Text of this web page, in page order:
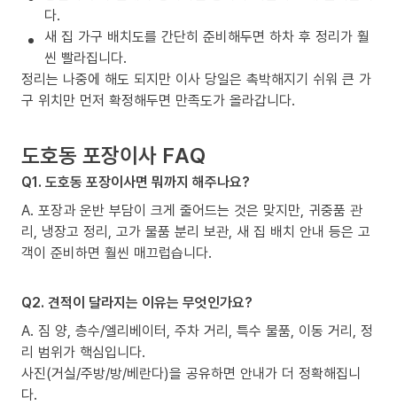
다.
새 집 가구 배치도를 간단히 준비해두면 하차 후 정리가 훨
씬 빨라집니다.
정리는 나중에 해도 되지만 이사 당일은 촉박해지기 쉬워 큰 가
구 위치만 먼저 확정해두면 만족도가 올라갑니다.
도호동 포장이사 FAQ
Q1. 도호동 포장이사면 뭐까지 해주나요?
A. 포장과 운반 부담이 크게 줄어드는 것은 맞지만, 귀중품 관
리, 냉장고 정리, 고가 물품 분리 보관, 새 집 배치 안내 등은 고
객이 준비하면 훨씬 매끄럽습니다.
Q2. 견적이 달라지는 이유는 무엇인가요?
A. 짐 양, 층수/엘리베이터, 주차 거리, 특수 물품, 이동 거리, 정
리 범위가 핵심입니다.
사진(거실/주방/방/베란다)을 공유하면 안내가 더 정확해집니
다.